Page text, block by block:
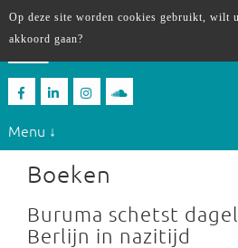
Menu ↓
Boeken
Buruma schetst
Berlijn in nazitijd
Op deze site worden cookies gebruikt, wilt
akkoord gaan?